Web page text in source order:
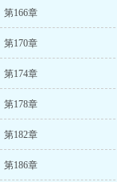
第166章
第170章
第174章
第178章
第182章
第186章